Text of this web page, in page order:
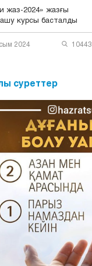
жаз-2024» жазғы
курсы басталды
2024 10443
суреттер